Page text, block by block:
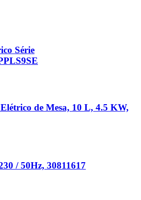
Série
de Mesa, 10 L, 4.5 KW,
/ 50Hz, 30811617